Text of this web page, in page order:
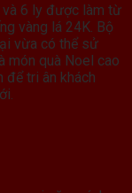
và 6 ly được làm từ
vàng lá 24K. Bộ
vừa có thể sử
món quà Noel cao
để tri ân khách